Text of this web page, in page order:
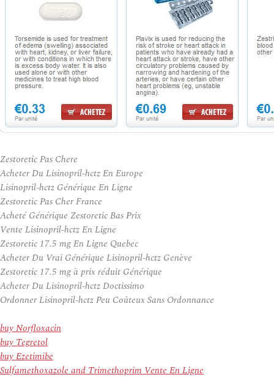
Zestoretic Pas Chere
Acheter Du Lisinopril-hctz En Europe
Lisinopril-hctz Générique En Ligne
Zestoretic Pas Cher France
Acheté Générique Zestoretic Bas Prix
Vente Lisinopril-hctz En Ligne
Zestoretic 17.5 mg En Ligne Quebec
Acheter Du Vrai Générique Lisinopril-hctz Genève
Zestoretic 17.5 mg à prix réduit Générique
Acheter Du Lisinopril-hctz Doctissimo
Ordonner Lisinopril-hctz Peu Coûteux Sans Ordonnance
buy Norfloxacin
buy Tegretol
buy Ezetimibe
Sulfamethoxazole and Trimethoprim Vente En Ligne